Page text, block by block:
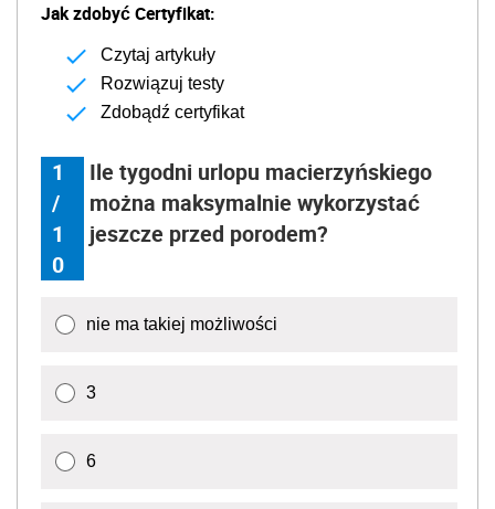
Jak zdobyć Certyfikat:
Czytaj artykuły
Rozwiązuj testy
Zdobądź certyfikat
1
/
1
0
Ile tygodni urlopu macierzyńskiego
można maksymalnie wykorzystać
jeszcze przed porodem?
nie ma takiej możliwości
3
6